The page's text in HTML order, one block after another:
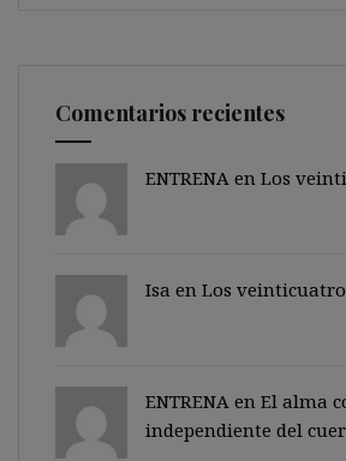
Comentarios recientes
ENTRENA en Los
Isa en Los
ENTRENA en El alma
independiente del